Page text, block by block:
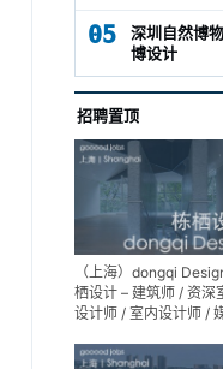
05
深圳自然博
博设计
招聘置顶
（上海）dongqi
栖设计 – 建筑师 / 资深室内
设计师 / 室内设计师 /
生（常年招聘）